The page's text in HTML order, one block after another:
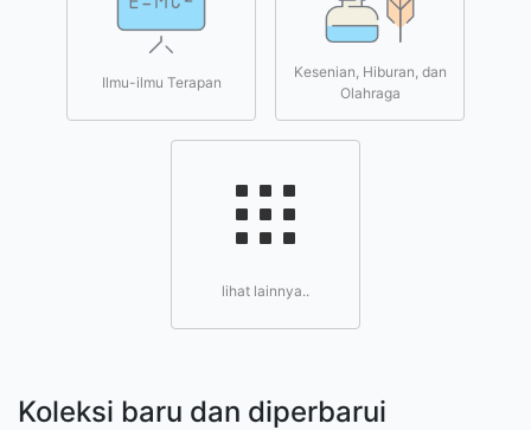
Ilmu-ilmu Terapan
Kesenian, Hiburan, dan
Olahraga
lihat lainnya..
Koleksi baru dan diperbarui